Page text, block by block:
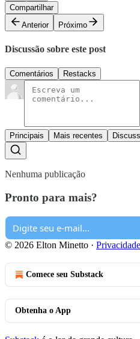
Compartilhar
Anterior
Próximo
Discussão sobre este post
Comentários Restacks
Principais Mais recentes
Nenhuma publicação
Pronto para mais?
© 2026 Elton Minetto · Privacidade
Comece seu Substack
Obtenha o App